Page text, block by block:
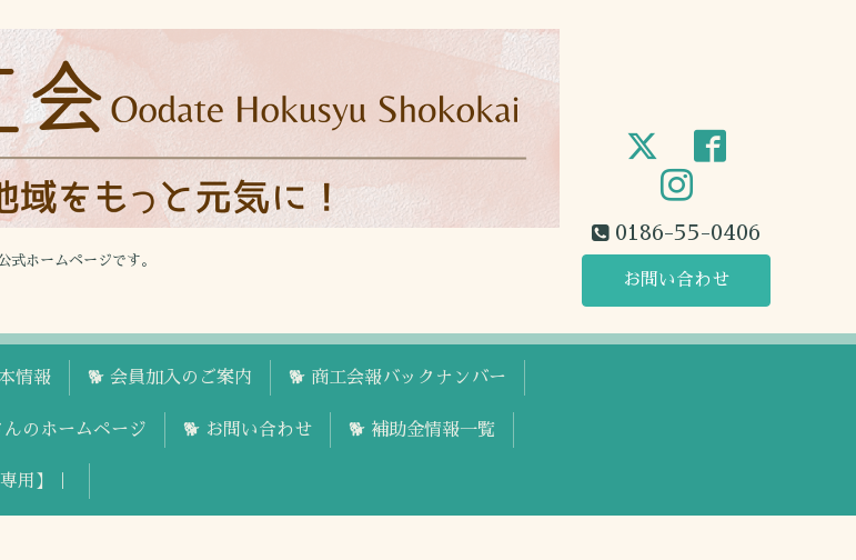
式ホームページです。
0186-55-0406
お問い合わせ
情報 🐕 会員加入のご案内 🐕 商工会報バックナンバー
んのホームページ 🐕 お問い合わせ 🐕 補助金情報一覧
用】｜